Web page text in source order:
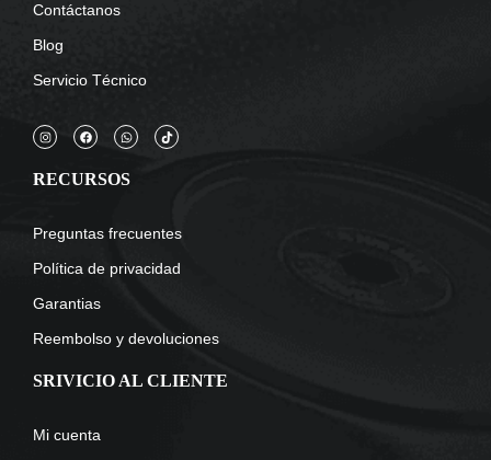
Contáctanos
Blog
Servicio Técnico
RECURSOS
Preguntas frecuentes
Política de privacidad
Garantias
Reembolso y devoluciones
SRIVICIO AL CLIENTE
Mi cuenta